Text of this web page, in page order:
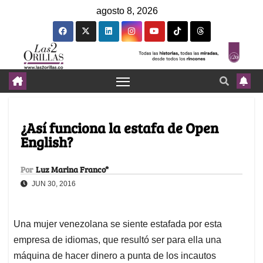
agosto 8, 2026
¿Así funciona la estafa de Open
English?
Por Luz Marina Franco*
JUN 30, 2016
Una mujer venezolana se siente estafada por esta
empresa de idiomas, que resultó ser para ella una
máquina de hacer dinero a punta de los incautos